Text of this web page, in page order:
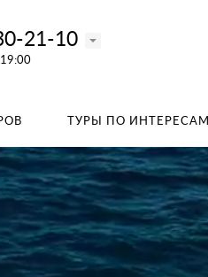
21-10
19:00
ТУРЫ ПО ИНТЕРЕСАМ